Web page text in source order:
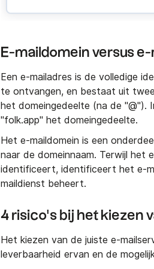
E-maildomein versus
Een e-mailadres is de volledige
te ontvangen, en bestaat uit
het domeingedeelte (na de "@").
"folk.app" het domeingedeelte.
Het e-maildomein is een
naar de domeinnaam. Terwijl het
identificeert, identificeert het e-
maildienst beheert.
4 risico's bij het kiezen
Het kiezen van de juiste e-
leverbaarheid ervan en de